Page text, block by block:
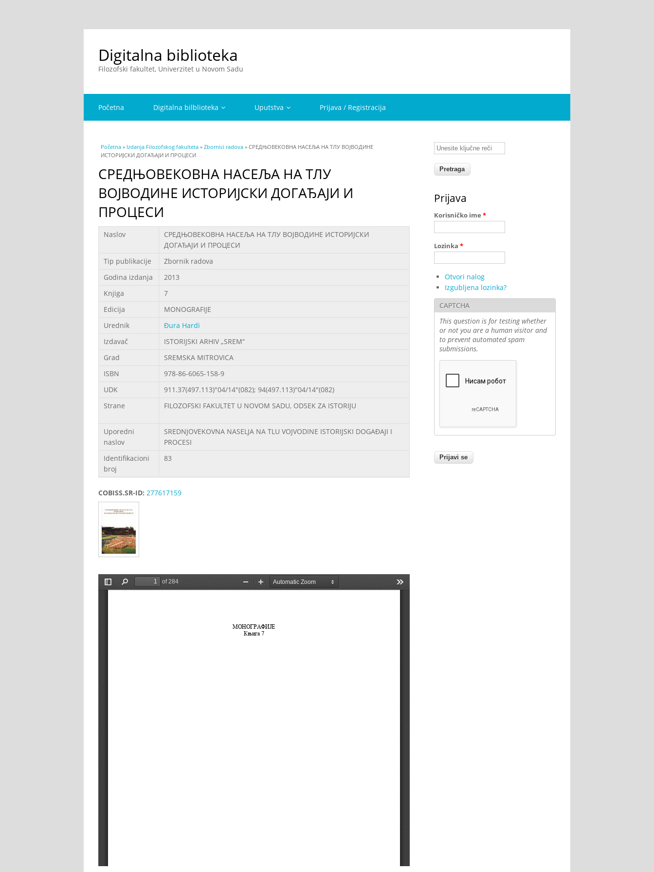
Digitalna biblioteka
Filozofski fakultet, Univerzitet u Novom Sadu
Početna Digitalna bilblioteka Uputstva Prijava / Registracija
You are here
Početna » Izdanja Filozofskog fakulteta » Zbornici radova » СРЕДЊОВЕКОВНА НАСЕЉА НА ТЛУ ВОЈВОДИНЕ
ИСТОРИЈСКИ ДОГАЂАЈИ И ПРОЦЕСИ
СРЕДЊОВЕКОВНА НАСЕЉА НА ТЛУ
ВОЈВОДИНЕ ИСТОРИЈСКИ ДОГАЂАЈИ И
ПРОЦЕСИ
Podaci
Naslov
СРЕДЊОВЕКОВНА НАСЕЉА НА ТЛУ ВОЈВОДИНЕ ИСТОРИЈСКИ
ДОГАЂАЈИ И ПРОЦЕСИ
Tip publikacije
Zbornik radova
Godina izdanja
2013
Knjiga
7
Edicija
MONOGRAFIJE
Urednik
Đura Hardi
Izdavač
ISTORIJSKI ARHIV „SREM“
Grad
SREMSKA MITROVICA
ISBN
978-86-6065-158-9
UDK
911.37(497.113)"04/14"(082); 94(497.113)"04/14"(082)
Strane
FILOZOFSKI FAKULTET U NOVOM SADU, ODSEK ZA ISTORIJU
Uporedni
naslov
SREDNJOVEKOVNA NASELJA NA TLU VOJVODINE ISTORIJSKI DOGAĐAJI I
PROCESI
Identifikacioni
broj
83
COBISS.SR-ID: 277617159
Unesite ključne reči
Prijava
Korisničko ime *
Lozinka *
Otvori nalog
Izgubljena lozinka?
CAPTCHA
This question is for testing whether
or not you are a human visitor and
to prevent automated spam
submissions.